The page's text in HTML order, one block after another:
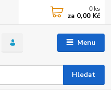
Menu
Hledat
0 ks
za 0,00 Kč